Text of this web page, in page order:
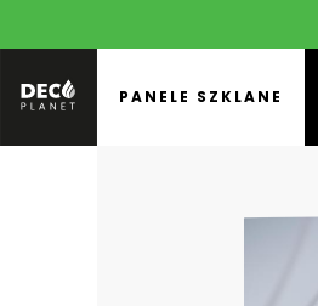
PANELE SZKLANE